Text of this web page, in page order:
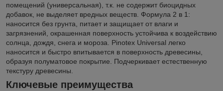
помещений (универсальная), т.к. не содержит биоцидных
добавок, не выделяет вредных веществ. Формула 2 в 1:
наносится без грунта, питает и защищает от влаги и
загрязнений, окрашенная поверхность устойчива к воздействию
солнца, дождя, снега и мороза. Pinotex Universal легко
наносится и быстро впитывается в поверхность древесины,
образуя полуматовое покрытие. Подчеркивает естественную
текстуру древесины.
Ключевые преимущества